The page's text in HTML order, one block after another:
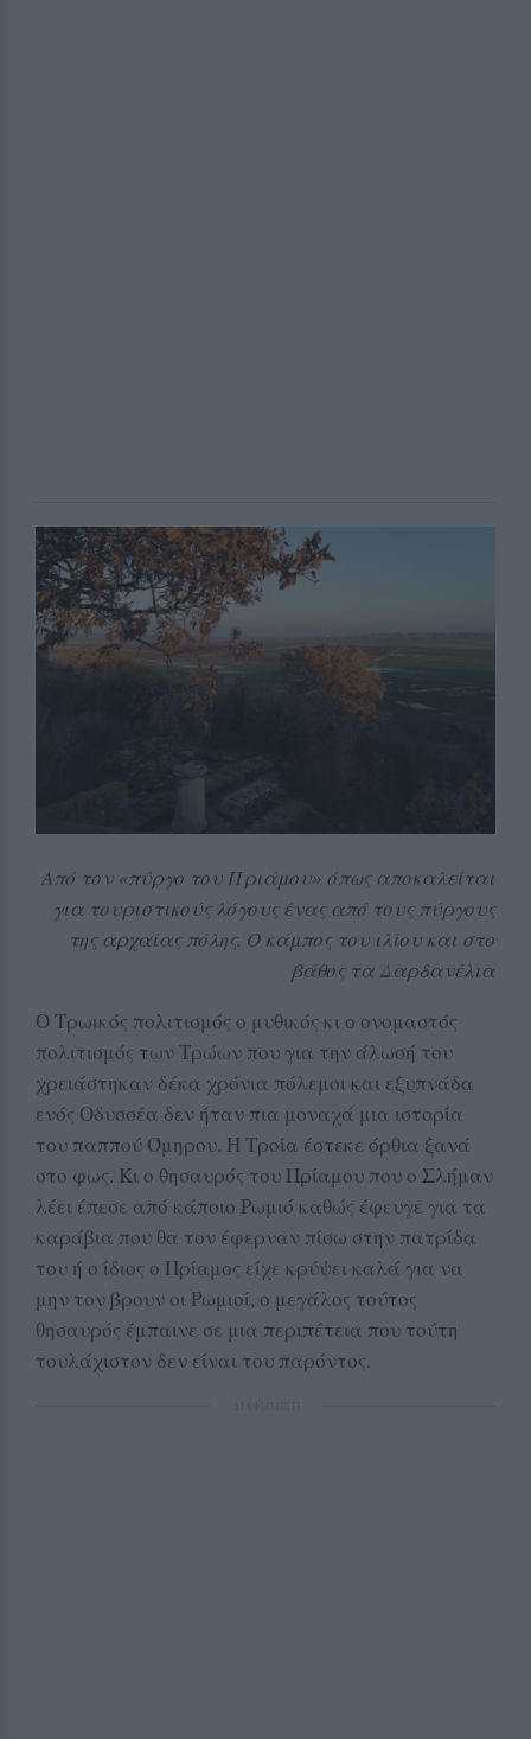
Από τον «πύργο του Πριάμου» όπως αποκαλείται
για τουριστικούς λόγους ένας από τους πύργους
της αρχαίας πόλης. Ο κάμπος του ιλίου και στο
βάθος τα Δαρδανέλια
Ο Τρωικός πολιτισμός ο μυθικός κι ο ονομαστός
πολιτισμός των Τρώων που για την άλωσή του
χρειάστηκαν δέκα χρόνια πόλεμοι και εξυπνάδα
ενός Οδυσσέα δεν ήταν πια μοναχά μια ιστορία
του παππού Όμηρου. Η Τροία έστεκε όρθια ξανά
στο φως. Κι ο θησαυρός του Πρίαμου που ο Σλήμαν
λέει έπεσε από κάποιο Ρωμιό καθώς έφευγε για τα
καράβια που θα τον έφερναν πίσω στην πατρίδα
του ή ο ίδιος ο Πρίαμος είχε κρύψει καλά για να
μην τον βρουν οι Ρωμιοί, ο μεγάλος τούτος
θησαυρός έμπαινε σε μια περιπέτεια που τούτη
τουλάχιστον δεν είναι του παρόντος.